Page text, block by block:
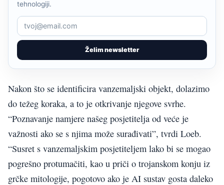
Želim newsletter
tehnologiji.
Nakon što se identificira vanzemaljski objekt, dolazimo
do težeg koraka, a to je otkrivanje njegove svrhe.
“Poznavanje namjere našeg posjetitelja od veće je
važnosti ako se s njima može surađivati”, tvrdi Loeb.
“Susret s vanzemaljskim posjetiteljem lako bi se mogao
pogrešno protumačiti, kao u priči o trojanskom konju iz
grčke mitologije, pogotovo ako je AI sustav gosta daleko